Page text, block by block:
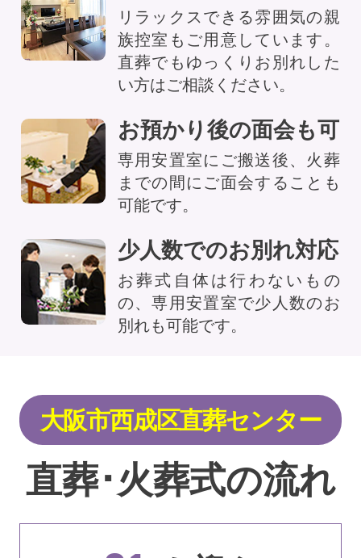
リラックスできる雰囲気の親
族控室もご用意しています。
直葬でもゆっくりお別れした
い方はご相談ください。
お預かり後の面会も可
専用安置室にご搬送後、火葬
までの間にご面会することも
可能です。
少人数でのお別れ対応
お葬式自体は行わないもの
の、専用安置室で少人数のお
別れも可能です。
大阪市西成区直葬センター
直葬･火葬式の流れ